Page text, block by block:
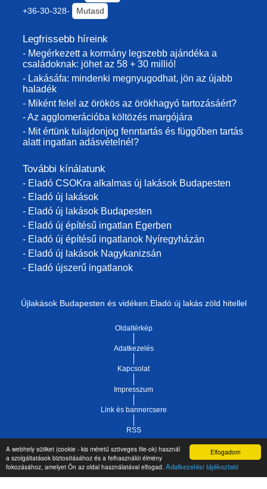
Elfogadom
A webhely sütiket (cookie - kis méretű szöveges file-ok) használ
a szolgáltatások biztosításához és a felhasználói élmény
fokozásához, amelyet Ön az oldal használatával elfogad. Adatkezelési tájékoztató
+36-30-328-
Mutasd
Legfrissebb híreink
- Megérkezett a kormány legszebb ajándéka a
családoknak: jöhet az 58 + 30 millió!
- Lakásáfa: mindenki megnyugodhat, jön az újabb
haladék
- Miként felel az örökös az örökhagyó tartozásáért?
- Az agglomerációba költözés margójára
- Mit értünk tulajdonjog fenntartás és függőben tartás
alatt ingatlan adásvételnél?
További kínálatunk
- Eladó CSOKra alkalmas új lakások Budapesten
- Eladó új lakások
- Eladó új lakások Budapesten
- Eladó új építésű ingatlan Egerben
- Eladó új építésű ingatlanok Nyíregyházán
- Eladó új lakások Nagykanizsán
- Eladó újszerű ingatlanok
Újlakások Budapesten és vidéken.Eladó új lakás zöld hitellel
Oldaltérkép
Adatkezelés
Kapcsolat
Impresszum
Link és bannercsere
RSS
Copyright © 2021.Vár-Köz Kft. - Ingatlan nyilvántartó, ügyviteli és
adminisztrációs szoftver